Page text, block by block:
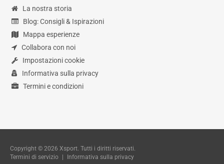
La nostra storia
Blog: Consigli & Ispirazioni
Mappa esperienze
Collabora con noi
Impostazioni cookie
Informativa sulla privacy
Termini e condizioni
Copyright © 2026 Xsport. Tutti i diritti riservati.
Termini di servizio | Informativa sulla privacy